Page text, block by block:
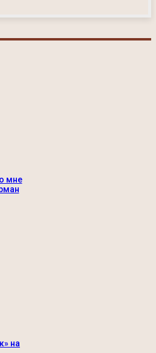
мне
на